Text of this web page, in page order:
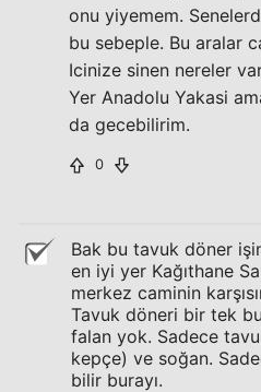
onu yiyemem.
bu sebeple. Bu aralar
Icinize sinen nereler
Yer Anadolu Yakasi
da gecebilirim.
0
Bak bu tavuk döner
en iyi yer Kağıthane
merkez caminin
Tavuk döneri bir tek
falan yok. Sadece
kepçe) ve soğan.
bilir burayı.